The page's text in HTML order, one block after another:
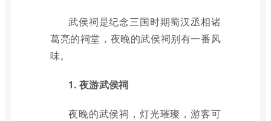
武侯祠是纪念三国时期蜀汉丞相诸
葛亮的祠堂，夜晚的武侯祠别有一番风
味。
1. 夜游武侯祠
夜晚的武侯祠，灯光璀璨，游客可